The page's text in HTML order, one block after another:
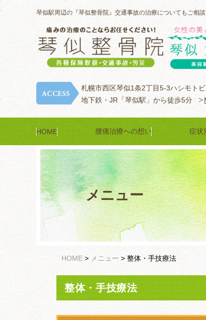
琴似駅周辺の『琴似整骨院』交通事故の治療についてもご相談
札幌市西区琴似1条2丁目5-3ハシモト
地下鉄・JR「琴似駅」から徒歩5分
HOME 腰痛治療への想い 症状
メニュー
HOME > メニュー > 整体・手技療法
整体・手技療法